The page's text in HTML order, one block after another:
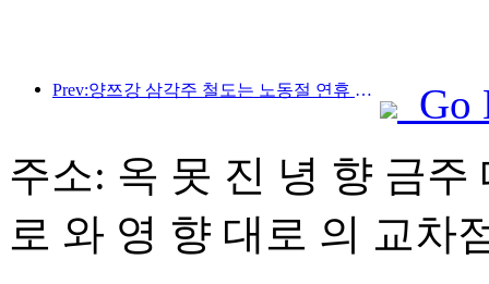
Prev:양쯔강 삼각주 철도는 노동절 연휴 기간 동안 2,138만 명이 넘는 승객을 수송했습니다.
Go
주소: 옥 못 진 녕 향 금
로 와 영 향 대로 의 교차